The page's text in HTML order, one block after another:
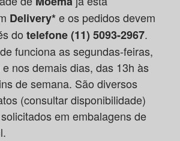
Delivery*e os pedidos devem
do telefone (11) 5093-2967.
funciona as segundas-feiras,
nos demais dias, das 13h às
de semana. São diversos
(consultar disponibilidade)
em embalagens de